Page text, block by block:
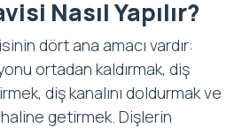
Nasıl Yapılır?
dört ana amacı vardır:
ortadan kaldırmak, diş
diş kanalını doldurmak ve
getirmek. Dişlerin